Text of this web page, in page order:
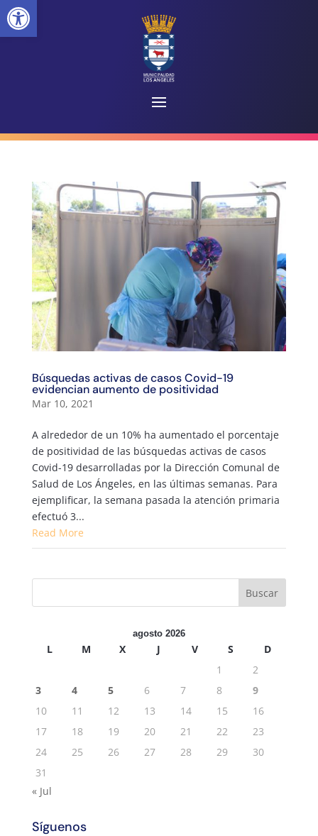
Búsquedas activas de casos Covid-19
evidencian aumento de positividad
Mar 10, 2021
A alrededor de un 10% ha aumentado el porcentaje
de positividad de las búsquedas activas de casos
Covid-19 desarrolladas por la Dirección Comunal de
Salud de Los Ángeles, en las últimas semanas. Para
ejemplificar, la semana pasada la atención primaria
efectuó 3...
Read More
agosto 2026
L M X J V S
D
1
2
3
4 5 6 7 8
9
10
11 12 13 14 15
16
17
18 19 20 21 22
23
24
25 26 27 28 29
30
31
« Jul
Síguenos